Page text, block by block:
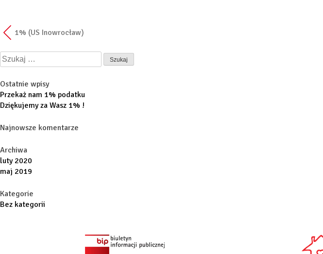
1% (US Inowrocław)
Szukaj:
Ostatnie wpisy
Przekaż nam 1% podatku
Dziękujemy za Wasz 1% !
Najnowsze komentarze
Archiwa
luty 2020
maj 2019
Kategorie
Bez kategorii